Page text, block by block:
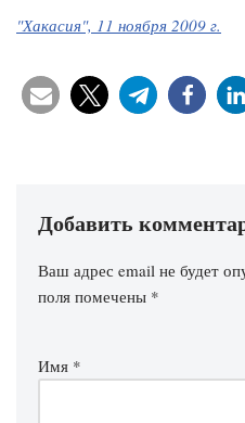
"Хакасия", 11 ноября 2009 г.
Добавить
Ваш адрес email не будет
поля помечены *
Имя *